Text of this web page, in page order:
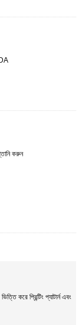
করুন
করে প্রিন্টিং প্যাটার্ন এবং